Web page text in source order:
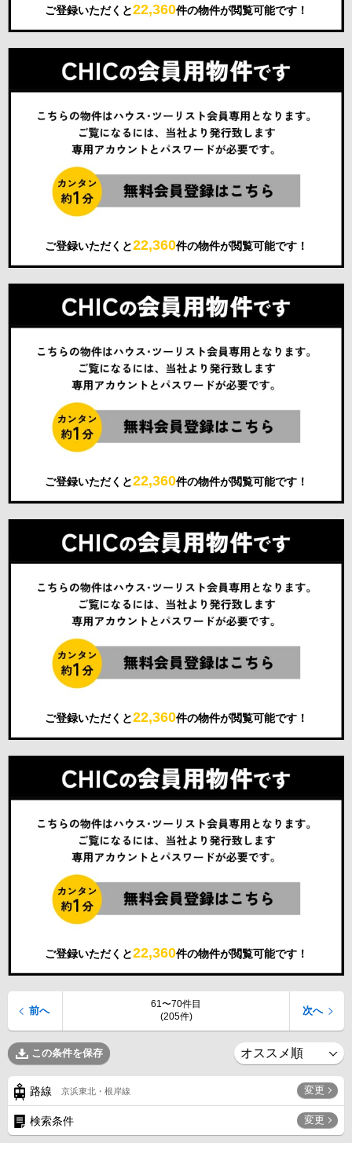
ご登録いただくと22,360件の物件が閲覧可能です！
ご登録いただくと22,360件の物件が閲覧可能です！
ご登録いただくと22,360件の物件が閲覧可能です！
ご登録いただくと22,360件の物件が閲覧可能です！
ご登録いただくと22,360件の物件が閲覧可能です！
61〜70件目
(205件)
前へ 次へ
この条件を保存
路線 京浜東北・根岸線 変更
検索条件 変更